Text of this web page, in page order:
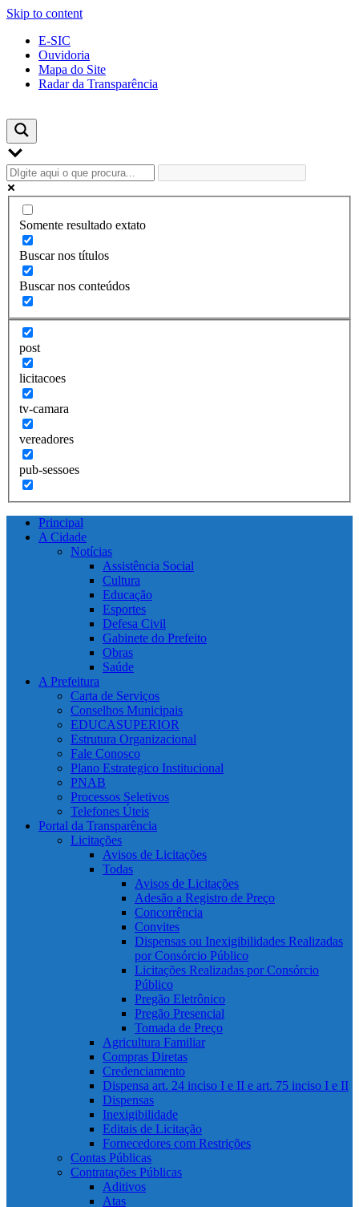
Skip to content
E-SIC
Ouvidoria
Mapa do Site
Radar da Transparência
Somente resultado extato
Buscar nos títulos
Buscar nos conteúdos
post
licitacoes
tv-camara
vereadores
pub-sessoes
Principal
A Cidade
Notícias
Assistência Social
Cultura
Educação
Esportes
Defesa Civil
Gabinete do Prefeito
Obras
Saúde
A Prefeitura
Carta de Serviços
Conselhos Municipais
EDUCASUPERIOR
Estrutura Organizacional
Fale Conosco
Plano Estrategico Institucional
PNAB
Processos Seletivos
Telefones Úteis
Portal da Transparência
Licitações
Avisos de Licitações
Todas
Avisos de Licitações
Adesão a Registro de Preço
Concorrência
Convites
Dispensas ou Inexigibilidades Realizadas
por Consórcio Público
Licitações Realizadas por Consórcio
Público
Pregão Eletrônico
Pregão Presencial
Tomada de Preço
Agricultura Familiar
Compras Diretas
Credenciamento
Dispensa art. 24 inciso I e II e art. 75 inciso I e II
Dispensas
Inexigibilidade
Editais de Licitação
Fornecedores com Restrições
Contas Públicas
Contratações Públicas
Aditivos
Atas